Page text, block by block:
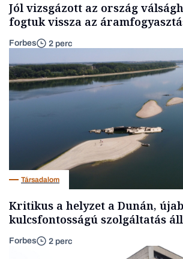
Jól vizsgázott az ország
fogtuk vissza az
Forbes 2 perc
Társadalom
Kritikus a helyzet a Dunán,
kulcsfontosságú szolgáltatás
Forbes 2 perc